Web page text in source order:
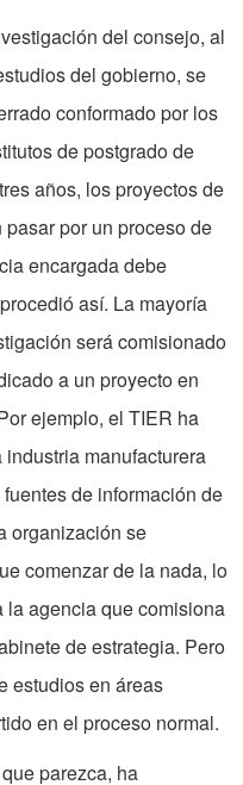
del consejo, al
del gobierno, se
conformado por los
de postgrado de
años, los proyectos de
por un proceso de
encargada debe
así. La mayoría
será comisionado
a un proyecto en
ejemplo, el TIER ha
ma­nufacturera
de información de
organización se
comenzar de la nada, lo
la agencia que comisiona
de estrategia. Pero
estudios en áreas
en el proceso normal.
parezca, ha